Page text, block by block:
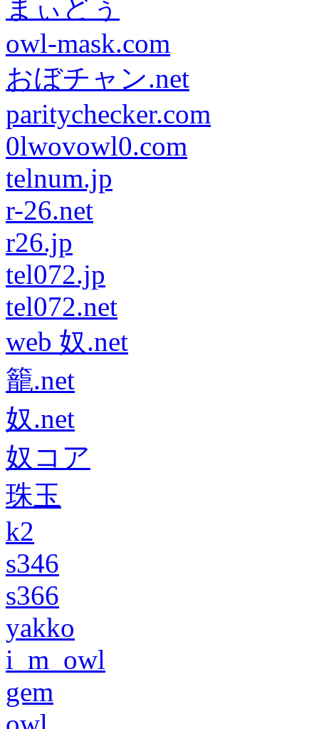
まぃどぅ
owl-mask.com
おぼチャン.net
paritychecker.com
0lwovowl0.com
telnum.jp
r-26.net
r26.jp
tel072.jp
tel072.net
web 奴.net
籠.net
奴.net
奴コア
珠玉
k2
s346
s366
yakko
i_m_owl
gem